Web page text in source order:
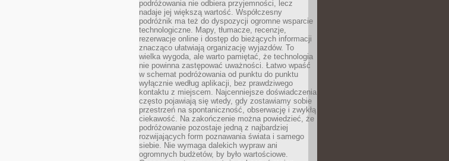
podróżowania nie odbiera przyjemności, lecz
nadaje jej większą wartość. Współczesny
podróżnik ma też do dyspozycji ogromne wsparcie
technologiczne. Mapy, tłumacze, recenzje,
rezerwacje online i dostęp do bieżących informacji
znacząco ułatwiają organizację wyjazdów. To
wielka wygoda, ale warto pamiętać, że technologia
nie powinna zastępować uważności. Łatwo wpaść
w schemat podróżowania od punktu do punktu
wyłącznie według aplikacji, bez prawdziwego
kontaktu z miejscem. Najcenniejsze doświadczenia
często pojawiają się wtedy, gdy zostawiamy sobie
przestrzeń na spontaniczność, obserwację i zwykłą
ciekawość. Na zakończenie można powiedzieć, że
podróżowanie pozostaje jedną z najbardziej
rozwijających form poznawania świata i samego
siebie. Nie wymaga dalekich wypraw ani
ogromnych budżetów, by było wartościowe.